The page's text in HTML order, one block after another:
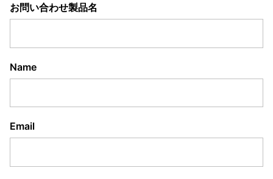
お問い合わせ製品名
Name
Email